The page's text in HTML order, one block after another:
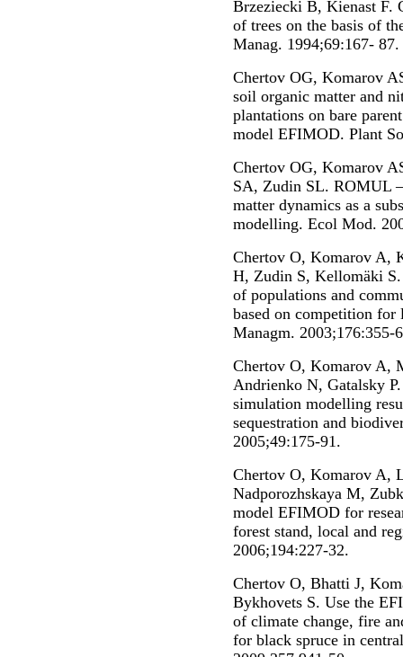
Brzeziecki B, Kienast F.
of trees on the basis of
Manag. 1994;69:167- 87.
Chertov OG, Komarov
soil organic matter and
plantations on bare
model EFIMOD. Plant
Chertov OG, Komarov
SA, Zudin SL. ROMUL
matter dynamics as a
modelling. Ecol Mod.
Chertov O, Komarov A,
H, Zudin S, Kellomäki
of populations and
based on competition
Managm. 2003;176:355-
Chertov O, Komarov A,
Andrienko N, Gatalsky
simulation modelling
sequestration and
2005;49:175-91.
Chertov O, Komarov A,
Nadporozhskaya M,
model EFIMOD for
forest stand, local and
2006;194:227-32.
Chertov O, Bhatti J,
Bykhovets S. Use the
of climate change, fire
for black spruce in